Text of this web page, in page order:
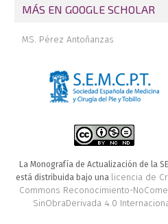
MÁS EN GOOGLE SCHOLAR
MS. Pérez Antoñanzas
La Monografía de Actualización de la
está distribuida bajo una licencia de
Commons Reconocimiento-
SinObraDerivada 4.0